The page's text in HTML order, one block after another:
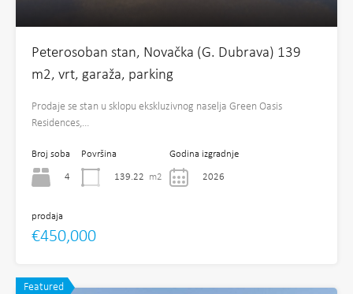
Peterosoban stan, Novačka (G. Dubrava) 139
m2, vrt, garaža, parking
Prodaje se stan u sklopu ekskluzivnog naselja Green Oasis
Residences,…
Broj soba
4
Površina
139.22 m2
Godina izgradnje
2026
prodaja
€450,000
Featured